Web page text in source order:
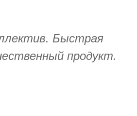
Быстрая
продукт.